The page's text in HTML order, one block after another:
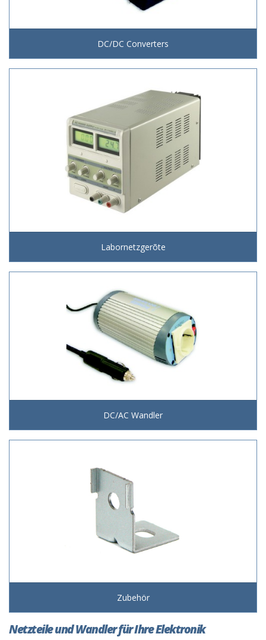
DC/DC Converters
Labornetzgerõte
DC/AC Wandler
Zubehör
Netzteile und Wandler für Ihre Elektronik